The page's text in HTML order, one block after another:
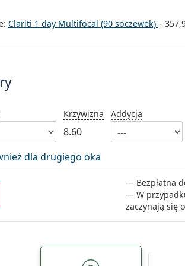
Clariti 1 day Multifocal (90 soczewek) –
Krzywizna
8.60
Addycja
dla drugiego oka
Bezpłatna
W
zaczynają się